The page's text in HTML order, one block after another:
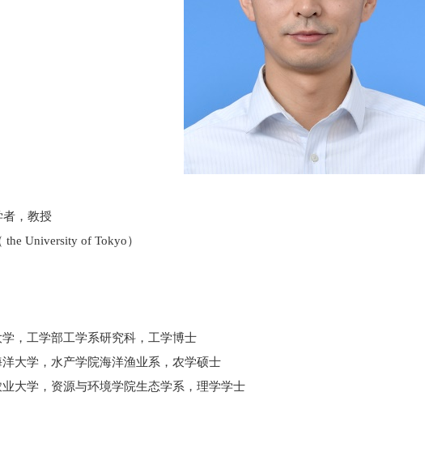
者，教授
the University of Tokyo）
学，工学部工学系研究科，工学博士
洋大学，水产学院海洋渔业系，农学硕士
业大学，资源与环境学院生态学系，理学学士